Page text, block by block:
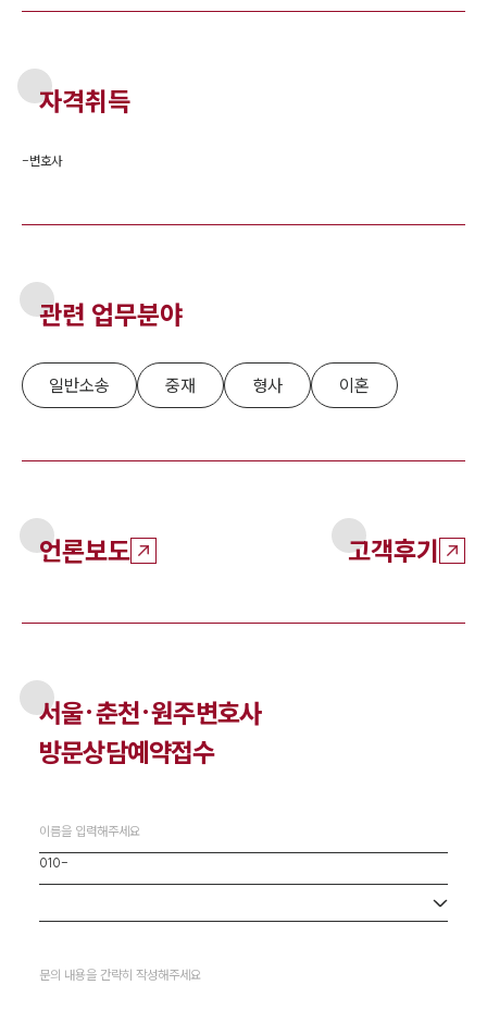
자격취득
-변호사
관련 업무분야
일반소송 중재 형사 이혼
언론보도 고객후기
서울·춘천·원주변호사
방문상담예약접수